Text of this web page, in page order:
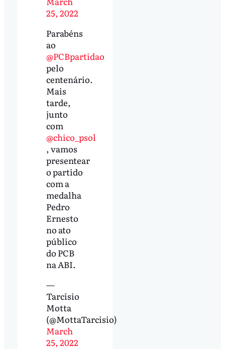
25, 2022
Parabéns
ao
@PCBpartidao
pelo
centenário.
Mais
tarde,
junto
com
@chico_psol
, vamos
presentear
o partido
com a
medalha
Pedro
Ernesto
no ato
público
do PCB
na ABI.
—
Tarcísio
Motta
(@MottaTarcisio)
March
25, 2022